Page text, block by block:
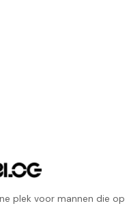
plek voor mannen die op